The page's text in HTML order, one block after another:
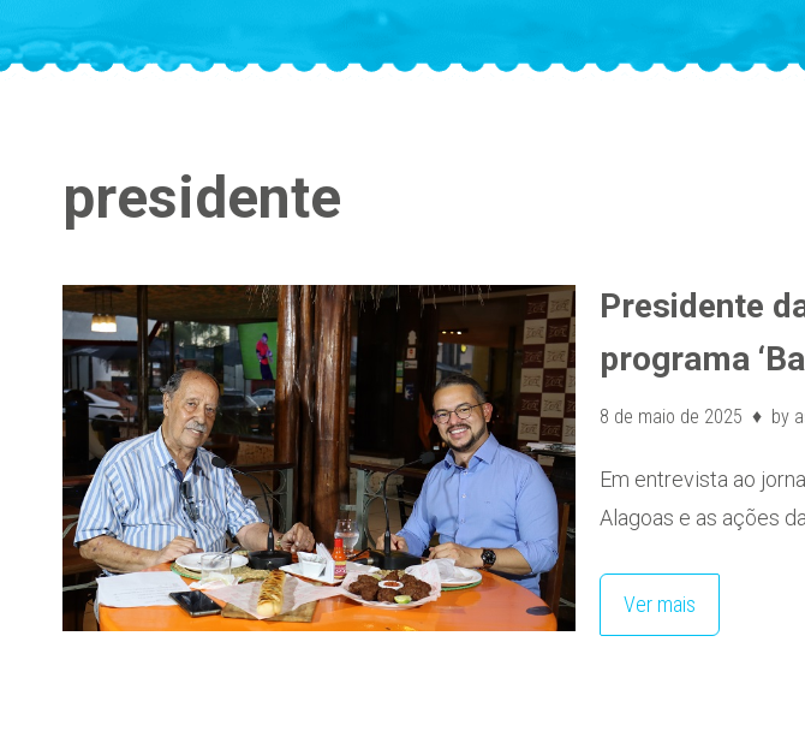
presidente
Presidente
programa
8 de maio de 2025 by
Em entrevista ao
Alagoas e as ações
Ver mais